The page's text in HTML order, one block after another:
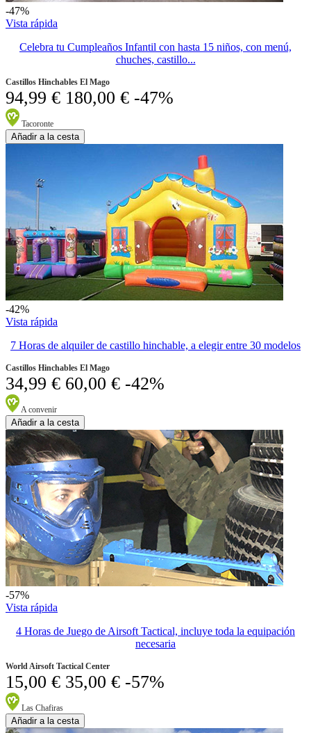
-47%
Vista rápida
Celebra tu Cumpleaños Infantil con hasta 15 niños, con menú,
chuches, castillo...
Castillos Hinchables El Mago
94,99 € 180,00 € -47%
Tacoronte
Añadir a la cesta
-42%
Vista rápida
7 Horas de alquiler de castillo hinchable, a elegir entre 30 modelos
Castillos Hinchables El Mago
34,99 € 60,00 € -42%
A convenir
Añadir a la cesta
-57%
Vista rápida
4 Horas de Juego de Airsoft Tactical, incluye toda la equipación
necesaria
World Airsoft Tactical Center
15,00 € 35,00 € -57%
Las Chafiras
Añadir a la cesta